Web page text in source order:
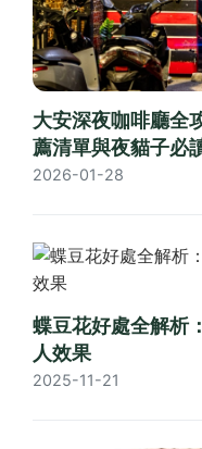
大安深夜咖啡廳全
薦清單與夜貓子必
2026-01-28
蝶豆花好處全解析
人效果
2025-11-21